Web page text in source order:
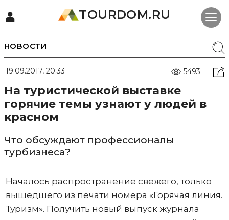
TOURDOM.RU
НОВОСТИ
19.09.2017, 20:33 5493
На туристической выставке
горячие темы узнают у людей в
красном
Что обсуждают профессионалы
турбизнеса?
Началось распространение свежего, только
вышедшего из печати номера «Горячая линия.
Туризм». Получить новый выпуск журнала